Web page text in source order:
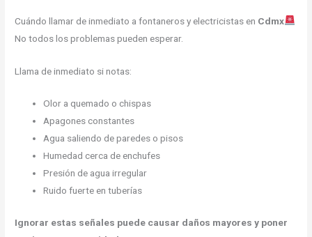
Cuándo llamar de inmediato a fontaneros y electricistas en Cdmx
No todos los problemas pueden esperar.
Llama de inmediato si notas:
Olor a quemado o chispas
Apagones constantes
Agua saliendo de paredes o pisos
Humedad cerca de enchufes
Presión de agua irregular
Ruido fuerte en tuberías
Ignorar estas señales puede causar daños mayores y poner